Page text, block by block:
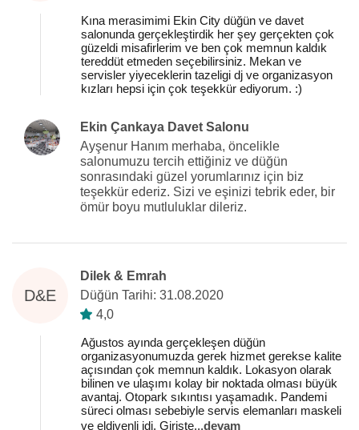
Kına merasimimi Ekin City düğün ve davet
salonunda gerçekleştirdik her şey gerçekten çok
güzeldi misafirlerim ve ben çok memnun kaldık
tereddüt etmeden seçebilirsiniz. Mekan ve
servisler yiyeceklerin tazeligi dj ve organizasyon
kızları hepsi için çok teşekkür ediyorum. :)
Ekin Çankaya Davet Salonu
Ayşenur Hanım merhaba, öncelikle
salonumuzu tercih ettiğiniz ve düğün
sonrasındaki güzel yorumlarınız için biz
teşekkür ederiz. Sizi ve eşinizi tebrik eder, bir
ömür boyu mutluluklar dileriz.
D&E
Dilek & Emrah
Düğün Tarihi: 31.08.2020
4,0
Ağustos ayında gerçekleşen düğün
organizasyonumuzda gerek hizmet gerekse kalite
açısından çok memnun kaldık. Lokasyon olarak
bilinen ve ulaşımı kolay bir noktada olması büyük
avantaj. Otopark sıkıntısı yaşamadık. Pandemi
süreci olması sebebiyle servis elemanları maskeli
ve eldivenli idi. Girişte...devam